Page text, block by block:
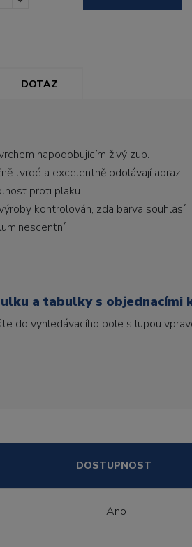
DOTAZ
napodobujícím živý zub.
tvrdé a excelentně odolávají abrazi.
proti plaku.
kontrolován, zda barva souhlasí.
a tabulky s objednacími
do vyhledávacího pole s lupou
DOSTUPNOST
Ano